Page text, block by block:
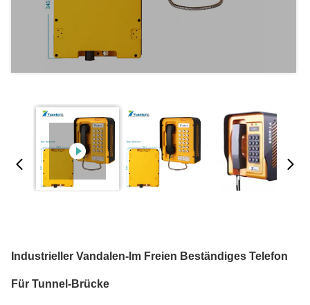
Industrieller Vandalen-Im Freien Beständiges Telefon
Für Tunnel-Brücke